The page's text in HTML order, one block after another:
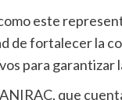
este
de fortalecer la
para garantizar
que